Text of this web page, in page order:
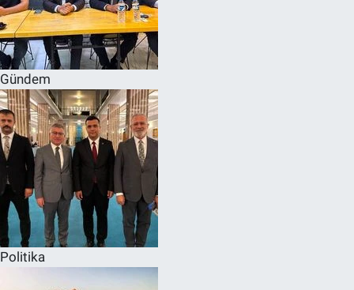
Gündem
Politika